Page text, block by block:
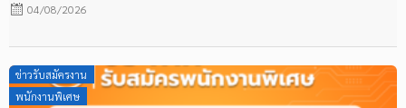
04/08/2026
ข่าวรับสมัครงาน
พนักงานพิเศษ
Posted
on